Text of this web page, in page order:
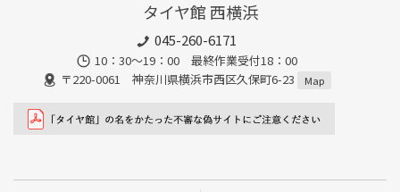
タイヤ館 西横浜
045-260-6171
10：30～19：00 最終作業受付18：00
〒220-0061 神奈川県横浜市西区久保町6-23
Map